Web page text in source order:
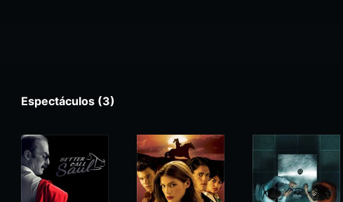
Espectáculos (3)